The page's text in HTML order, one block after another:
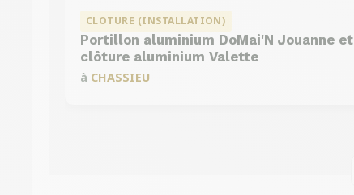
CLOTURE (INSTALLATION)
Portillon aluminium DoMai'N Jouanne et
clôture aluminium Valette
à CHASSIEU